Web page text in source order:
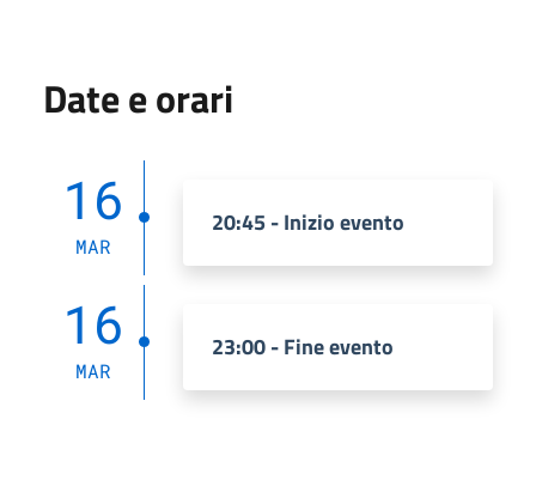
Date e orari
16
MAR
20:45 - Inizio evento
16
MAR
23:00 - Fine evento